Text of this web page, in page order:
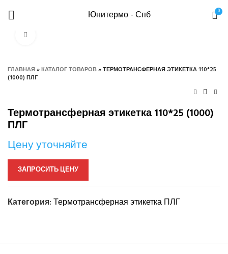
Юнитермо - Спб 0
ГЛАВНАЯ»КАТАЛОГ ТОВАРОВ»ТЕРМОТРАНСФЕРНАЯ ЭТИКЕТКА 110*25
(1000) ПЛГ
Термотрансферная этикетка 110*25 (1000)
ПЛГ
Цену уточняйте
ЗАПРОСИТЬ ЦЕНУ
Категория:Термотрансферная этикетка ПЛГ